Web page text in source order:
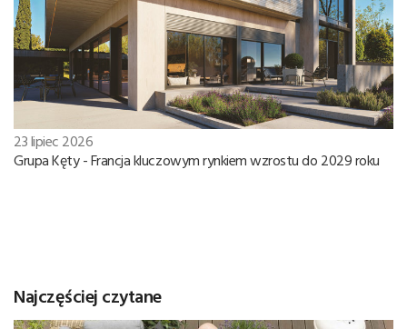
23 lipiec 2026
Grupa Kęty - Francja kluczowym rynkiem wzrostu do 2029 roku
Najczęściej czytane